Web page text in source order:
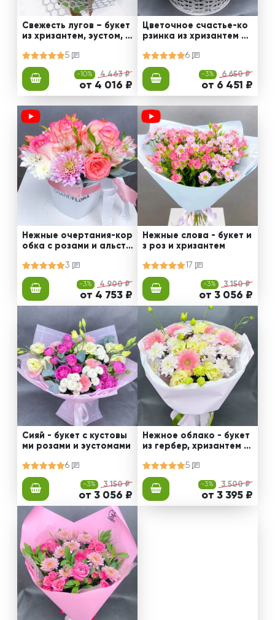
Свежесть лугов – букет
из хризантем, эустом, р
5
-10% 4 463 ₽
от 4 016 ₽
Цветочное счастье-ко
рзинка из хризантем и
6
-3% 6 650 ₽
от 6 451 ₽
Нежные очертания-кор
обка с розами и альстр
3
-3% 4 900 ₽
от 4 753 ₽
Нежные слова - букет и
з роз и хризантем
17
-3% 3 150 ₽
от 3 056 ₽
Сияй - букет с кустовы
ми розами и эустомами
6
-3% 3 150 ₽
от 3 056 ₽
Нежное облако - букет
из гербер, хризантем и
5
-3% 3 500 ₽
от 3 395 ₽